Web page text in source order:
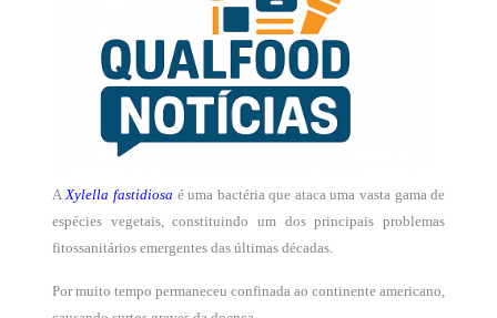
AXylella fastidiosa é uma bactéria que ataca uma vasta gama de
espécies vegetais, constituindo um dos principais problemas
fitossanitários emergentes das últimas décadas.
Por muito tempo permaneceu confinada ao continente americano,